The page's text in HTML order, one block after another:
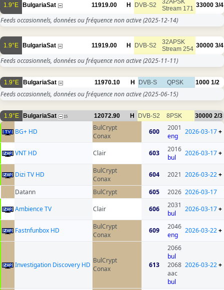
1.9°E BulgariaSat 11919.00 H DVB-S2
32APSK
Stream 171 33000 3/4
Feeds occasionnels, données ou fréquence non active(2025-12-14)
1.9°E BulgariaSat 11919.00 H DVB-S2
32APSK
Stream 254 30000 3/4
Feeds occasionnels, données ou fréquence non active(2025-11-11)
1.9°E BulgariaSat 11970.10 H DVB-S QPSK 1000 1/2
Feeds occasionnels, données ou fréquence non active(2025-06-15)
1.9°E BulgariaSat 15 12072.90 H DVB-S2 8PSK 30000 2/3
BG+ HD
BulCrypt
Conax
600
2001
eng
2026-03-17+
VNT HD Clair 603
2016
bul
2026-03-17+
Dizi TV HD
BulCrypt
Conax
604 2021 2026-03-22+
Datann BulCrypt 605 2026 2026-03-17
Ambience TV
Clair 606
2031
bul
2026-03-17+
Fastnfunbox HD
BulCrypt
Conax
609
2046
eng
2026-03-22+
Investigation Discovery HD
BulCrypt
Conax
613
2066
bul
2068
aac
bul
2026-03-22+